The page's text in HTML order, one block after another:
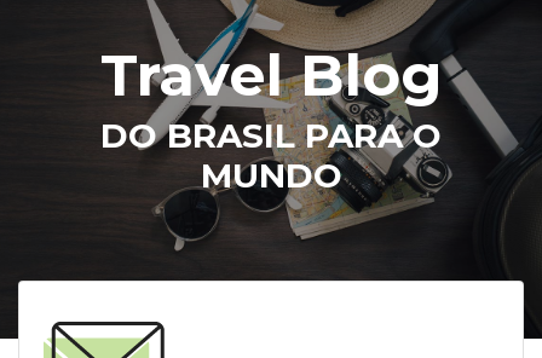
Travel Blog
DO BRASIL PARA O
MUNDO